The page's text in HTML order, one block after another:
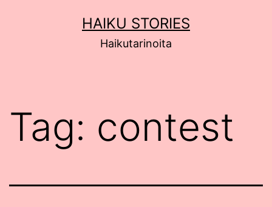
HAIKU STORIES
Haikutarinoita
Tag: contest